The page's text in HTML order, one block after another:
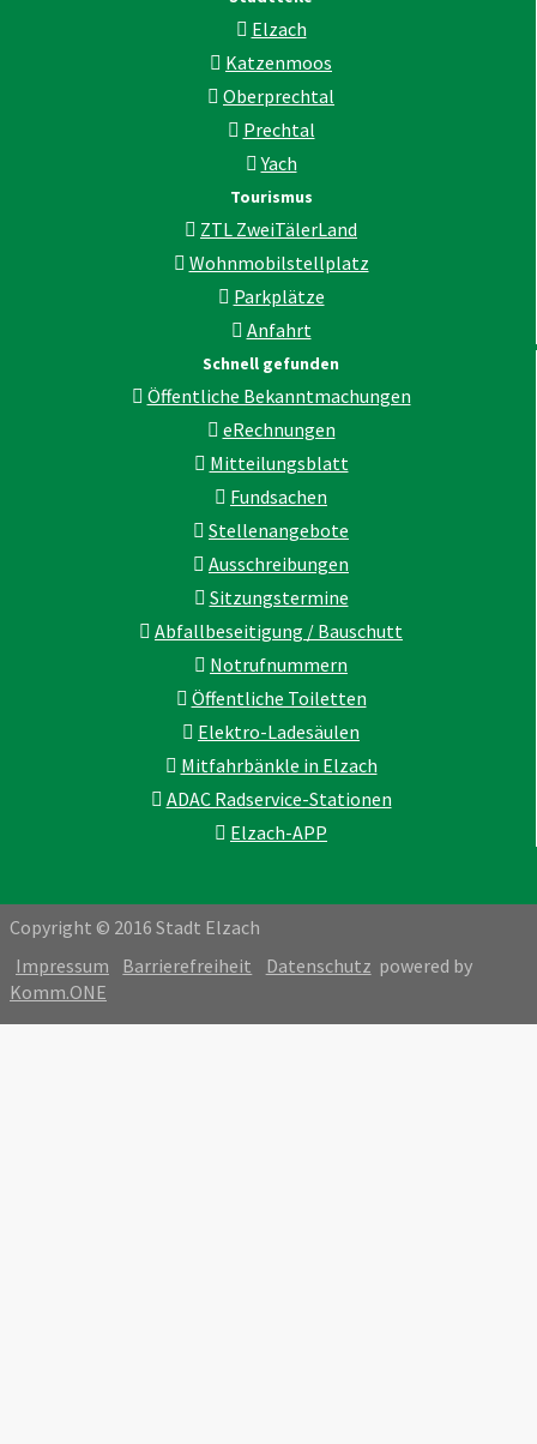
Elzach
Katzenmoos
Oberprechtal
Prechtal
Yach
Tourismus
ZTL ZweiTälerLand
Wohnmobilstellplatz
Parkplätze
Anfahrt
Schnell gefunden
Öffentliche Bekanntmachungen
eRechnungen
Mitteilungsblatt
Fundsachen
Stellenangebote
Ausschreibungen
Sitzungstermine
Abfallbeseitigung / Bauschutt
Notrufnummern
Öffentliche Toiletten
Elektro-Ladesäulen
Mitfahrbänkle in Elzach
ADAC Radservice-Stationen
Elzach-APP
Copyright © 2016 Stadt Elzach
Impressum
Barrierefreiheit Datenschutz powered by
Komm.ONE